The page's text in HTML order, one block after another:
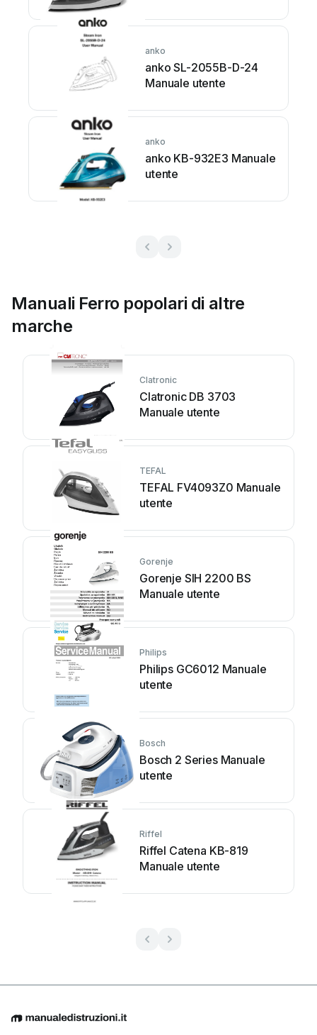
anko
anko SL-2055B-D-24
Manuale utente
anko
anko KB-932E3 Manuale
utente
Manuali Ferro popolari di altre
marche
Clatronic
Clatronic DB 3703
Manuale utente
TEFAL
TEFAL FV4093Z0 Manuale
utente
Gorenje
Gorenje SIH 2200 BS
Manuale utente
Philips
Philips GC6012 Manuale
utente
Bosch
Bosch 2 Series Manuale
utente
Riffel
Riffel Catena KB-819
Manuale utente